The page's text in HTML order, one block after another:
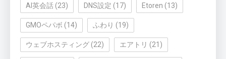
AI英会話 (23) DNS設定 (17) Etoren (13)
GMOペパボ (14) ふわり (19)
ウェブホスティング (22) エアトリ (21)